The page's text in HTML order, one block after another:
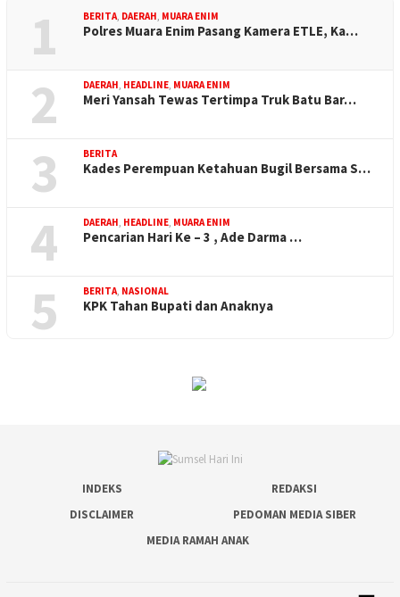
1 BERITA, DAERAH, MUARA ENIM
Polres Muara Enim Pasang Kamera ETLE, Ka…
2 DAERAH, HEADLINE, MUARA ENIM
Meri Yansah Tewas Tertimpa Truk Batu Bar…
3 BERITA
Kades Perempuan Ketahuan Bugil Bersama S…
4 DAERAH, HEADLINE, MUARA ENIM
Pencarian Hari Ke – 3 , Ade Darma …
5 BERITA, NASIONAL
KPK Tahan Bupati dan Anaknya
INDEKS
REDAKSI
DISCLAIMER
PEDOMAN MEDIA SIBER
MEDIA RAMAH ANAK